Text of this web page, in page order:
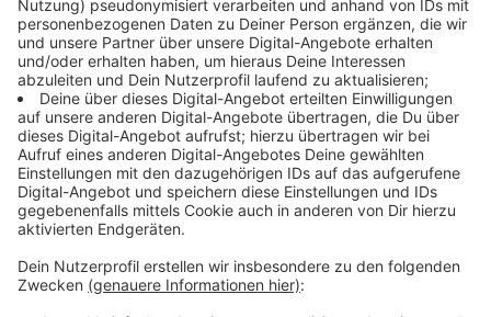
Vielerorts sei gut gestreut, sagt die Oberbergische
Polizei, und die Menschen hätten sich nach den
letzten beiden glatten Nächten offenbar auch daran
gewöhnt entsprechend vorsichtig zu fahren.
Auch im Rheinisch-Bergischen ist die Lage auf den
Straßen laut Polizei entspannt.
Anzeige